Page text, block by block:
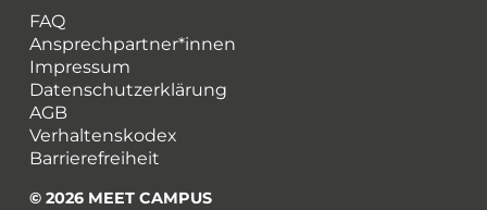
FAQ
Ansprechpartner*innen
Impressum
Datenschutzerklärung
AGB
Verhaltenskodex
Barrierefreiheit
© 2026 MEET CAMPUS